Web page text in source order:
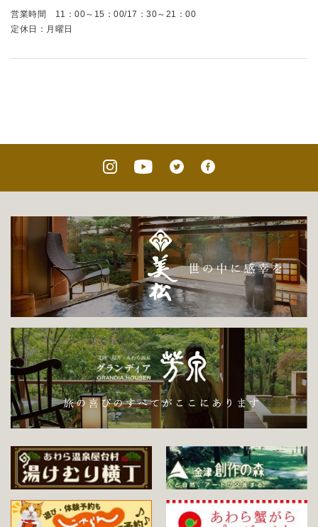
営業時間 11：00～15：00/17：30～21：00
定休日：月曜日